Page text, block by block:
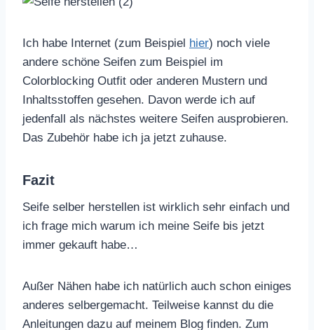
Ich habe Internet (zum Beispiel hier) noch viele
andere schöne Seifen zum Beispiel im
Colorblocking Outfit oder anderen Mustern und
Inhaltsstoffen gesehen. Davon werde ich auf
jedenfall als nächstes weitere Seifen ausprobieren.
Das Zubehör habe ich ja jetzt zuhause.
Fazit
Seife selber herstellen ist wirklich sehr einfach und
ich frage mich warum ich meine Seife bis jetzt
immer gekauft habe…
Außer Nähen habe ich natürlich auch schon einiges
anderes selbergemacht. Teilweise kannst du die
Anleitungen dazu auf meinem Blog finden. Zum